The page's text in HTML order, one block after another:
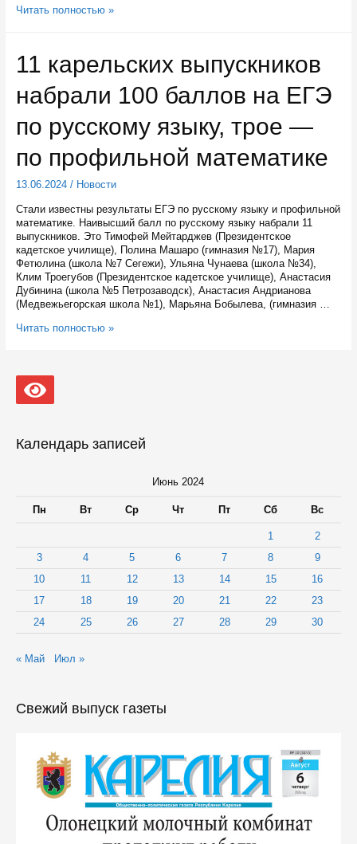
Лучшие
по
тысяч
рублей
100
рублей
Читать полностью »
11 карельских выпускников
набрали 100 баллов на ЕГЭ
по русскому языку, трое —
по профильной математике
13.06.2024/ Новости
Стали известны результаты ЕГЭ по русскому языку и профильной
математике. Наивысший балл по русскому языку набрали 11
выпускников. Это Тимофей Мейтарджев (Президентское
кадетское училище), Полина Машаро (гимназия №17), Мария
Фетюлина (школа №7 Сегежи), Ульяна Чунаева (школа №34),
Клим Троегубов (Президентское кадетское училище), Анастасия
Дубинина (школа №5 Петрозаводск), Анастасия Андрианова
(Медвежьегорская школа №1), Марьяна Бобылева, (гимназия …
11
100
баллов
на
русскому
профильной
Читать полностью »
Календарь записей
Июнь 2024
Пн Вт Ср Чт Пт Сб Вс
1
2
3
4 5 6 7 8
9
10
11 12 13 14 15
16
17
18 19 20 21 22
23
24
25 26 27 28 29 30
« Май Июл »
Свежий выпуск газеты